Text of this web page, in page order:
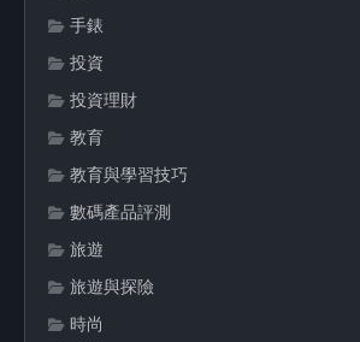
手錶
投資
投資理財
教育
教育與學習技巧
數碼產品評測
旅遊
旅遊與探險
時尚